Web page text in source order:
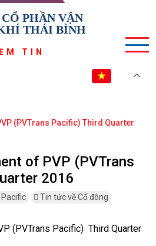
PHẦN VẬN
THÁI BÌNH
TIN
(PVTrans Pacific) Third Quarter
of PVP (PVTrans
2016
Pacific Tin tức về Cổ đông
(PVTrans Pacific) Third Quarter